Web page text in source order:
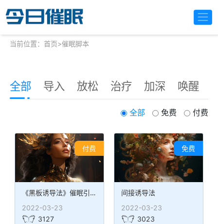
当前位置： 首页>催眠脚本
全部 导入 放松 治疗 加深 唤醒
付费
免费
全部
付费
《黑板诱导法》催眠引导词
2022-03-23
3127
免费
间接诱导法
2022-03-23
3023